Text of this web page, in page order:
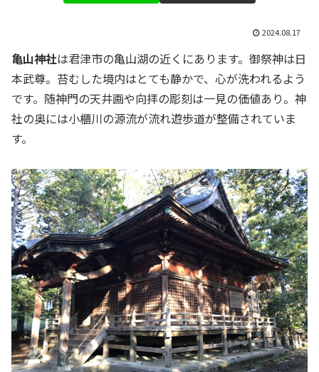
2024.08.17
亀山神社は君津市の亀山湖の近くにあります。御祭神は日
本武尊。苔むした境内はとても静かで、心が洗われるよう
です。随神門の天井画や向拝の彫刻は一見の価値あり。神
社の奥には小櫃川の源流が流れ遊歩道が整備されていま
す。